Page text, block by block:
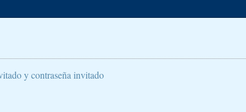
y contraseña invitado